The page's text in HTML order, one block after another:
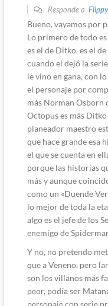
Responde a
Bueno, vayamos por
Lo primero de todo
es el de Ditko, es el
cuando el dejó la
le vino en gana, con
el personaje por
más Norman Osborn
Octopus es más
planeador maestro
que hace grande esa
el que se cuenta en
porque las historias
más y aunque
como un «Duende
lo mejor de toda la
algo es el jefe de los
enemigo de
Y no, no pretendo
que a Veneno, pero
son los villanos más
peor, podía ser